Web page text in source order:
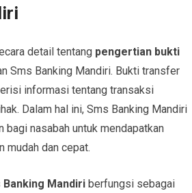
detail tentang pengertian bukti
Sms Banking Mandiri. Bukti transfer
informasi tentang transaksi
Dalam hal ini, Sms Banking Mandiri
bagi nasabah untuk mendapatkan
mudah dan cepat.
Mandiri berfungsi sebagai